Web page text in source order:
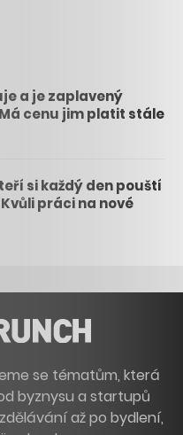
a je zaplavený
cenu jim platit stále
si každý den pouští
práci na nové
se tématům, která
byznysu a startupů
až po bydlení,